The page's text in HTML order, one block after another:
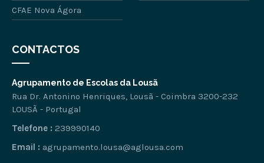
CFAE Nova Ágora
CONTACTOS
Agrupamento de Escolas da Lousã
Rua Dr. Antonino Henriques, Lousã - Coimbra 3200-232
LOUSÃ - Portugal
Telefone : 239990140
Email : agrupamento.lousa@aglousa.com